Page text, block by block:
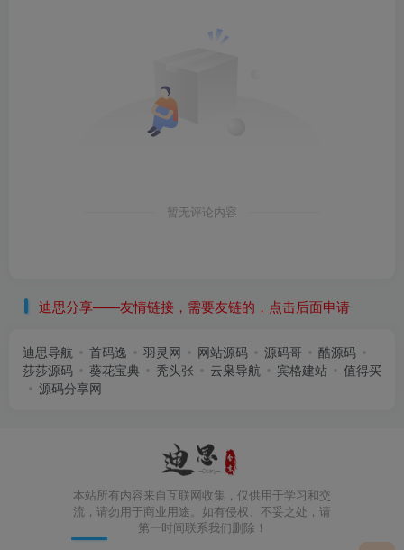
暂无评论内容
迪思分享——友情链接，需要友链的，点击后面申请
迪思导航 首码逸 羽灵网 网站源码 源码哥
酷源码
莎莎源码
葵花宝典 秃头张 云枭导航 宾格建站
值得买
源码分享网
本站所有内容来自互联网收集，仅供用于学习和交
流，请勿用于商业用途。如有侵权、不妥之处，请
第一时间联系我们删除！